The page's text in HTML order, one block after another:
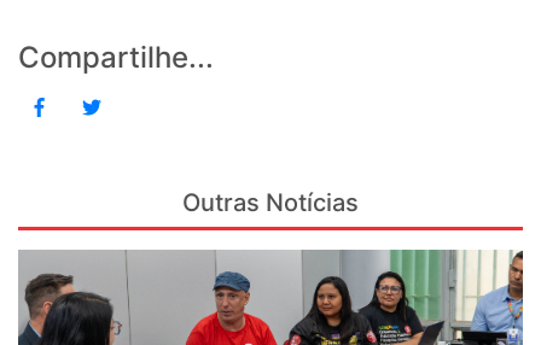
Compartilhe...
Outras Notícias